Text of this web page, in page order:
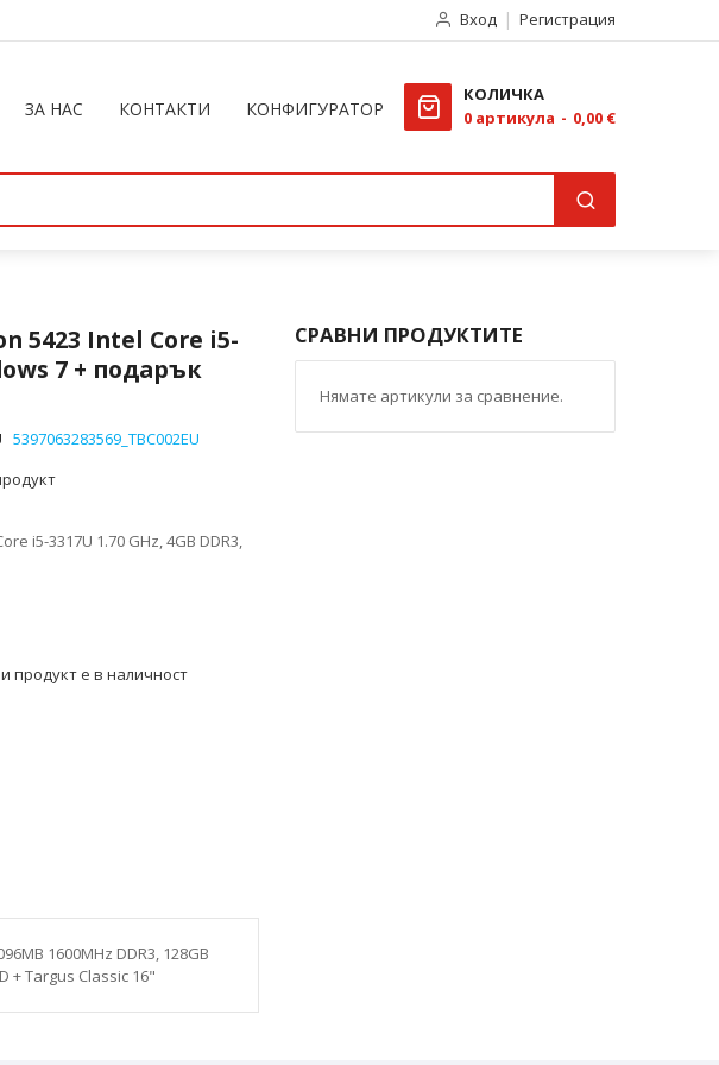
Вход Регистрация
ЗА НАС КОНТАКТИ КОНФИГУРАТОР
КОЛИЧКА
0 артикула 0,00 €
5423 Intel Core i5-
7 + подарък
5397063283569_TBC002EU
i5-3317U 1.70 GHz, 4GB DDR3,
продукт е в наличност
1600MHz DDR3, 128GB
+ Targus Classic 16"
СРАВНИ ПРОДУКТИТЕ
Нямате артикули за сравнение.